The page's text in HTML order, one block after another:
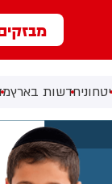
חדשות בארץ